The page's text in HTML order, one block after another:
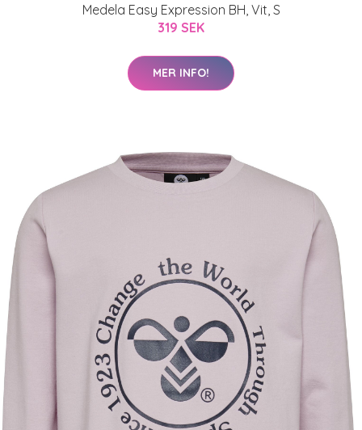
Medela Easy Expression BH, Vit, S
319 SEK
MER INFO!